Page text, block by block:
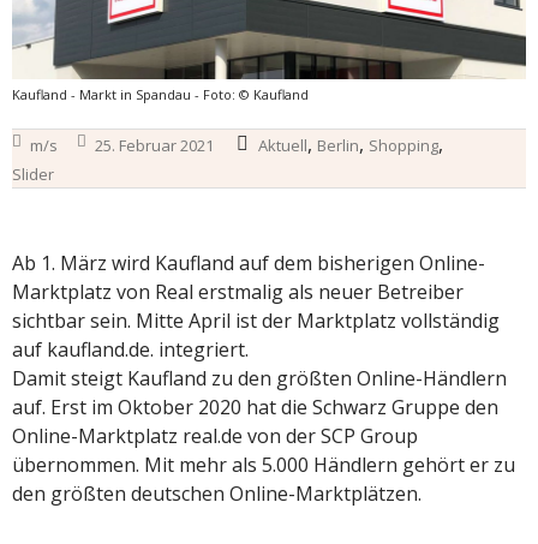
Kaufland - Markt in Spandau - Foto: © Kaufland
m/s 25. Februar 2021 Aktuell, Berlin, Shopping,
Slider
Ab 1. März wird Kaufland auf dem bisherigen Online-
Marktplatz von Real erstmalig als neuer Betreiber
sichtbar sein. Mitte April ist der Marktplatz vollständig
auf kaufland.de. integriert.
Damit steigt Kaufland zu den größten Online-Händlern
auf. Erst im Oktober 2020 hat die Schwarz Gruppe den
Online-Marktplatz real.de von der SCP Group
übernommen. Mit mehr als 5.000 Händlern gehört er zu
den größten deutschen Online-Marktplätzen.